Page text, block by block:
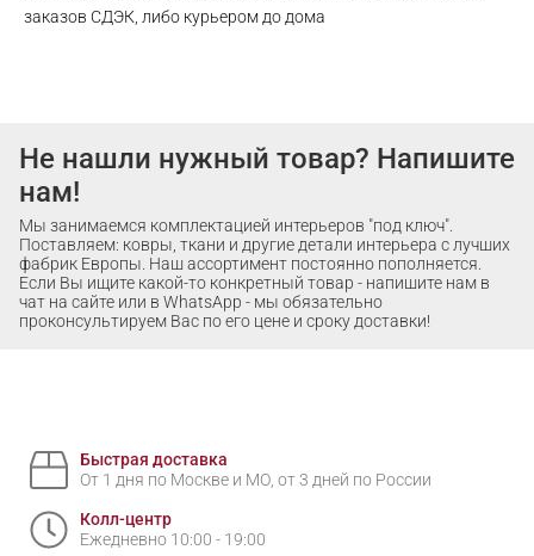
заказов СДЭК, либо курьером до дома
Не нашли нужный товар? Напишите
нам!
Мы занимаемся комплектацией интерьеров "под ключ".
Поставляем: ковры, ткани и другие детали интерьера с лучших
фабрик Европы. Наш ассортимент постоянно пополняется.
Если Вы ищите какой-то конкретный товар - напишите нам в
чат на сайте или в WhatsApp - мы обязательно
проконсультируем Вас по его цене и сроку доставки!
Быстрая доставка
От 1 дня по Москве и МО, от 3 дней по России
Колл-центр
Ежедневно 10:00 - 19:00